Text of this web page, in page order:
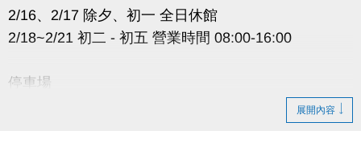
2/16、2/17 除夕、初一 全日休館
2/18~2/21 初二 - 初五 營業時間 08:00-16:00
停車場
展開內容